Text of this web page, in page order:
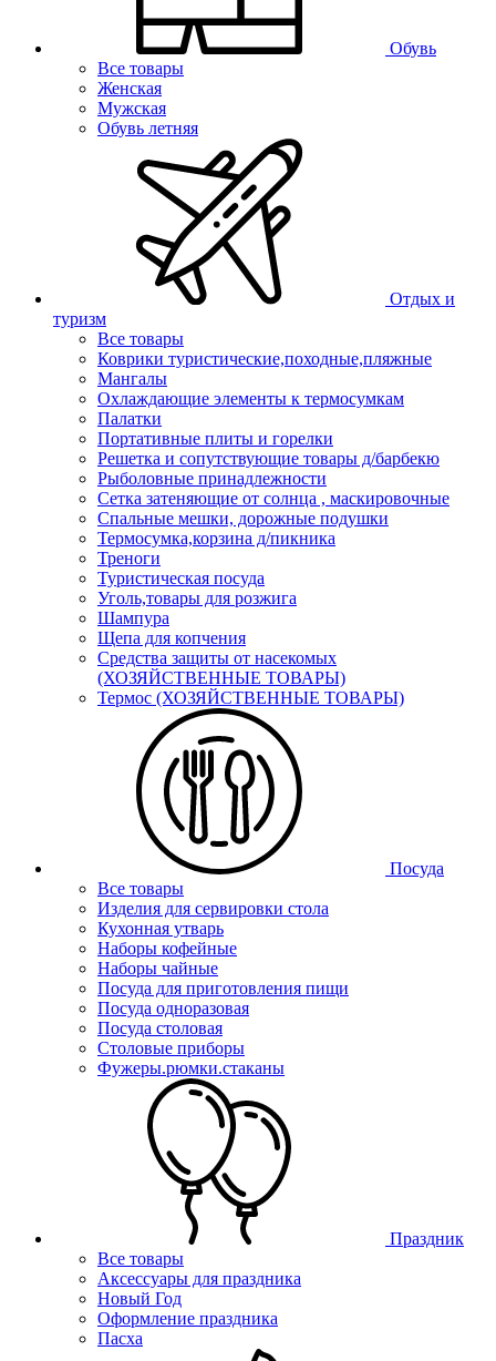
Обувь
Все товары
Женская
Мужская
Обувь летняя
Отдых и
туризм
Все товары
Коврики туристические,походные,пляжные
Мангалы
Охлаждающие элементы к термосумкам
Палатки
Портативные плиты и горелки
Решетка и сопутствующие товары д/барбекю
Рыболовные принадлежности
Сетка затеняющие от солнца , маскировочные
Спальные мешки, дорожные подушки
Термосумка,корзина д/пикника
Треноги
Туристическая посуда
Уголь,товары для розжига
Шампура
Щепа для копчения
Средства защиты от насекомых
(ХОЗЯЙСТВЕННЫЕ ТОВАРЫ)
Термос (ХОЗЯЙСТВЕННЫЕ ТОВАРЫ)
Посуда
Все товары
Изделия для сервировки стола
Кухонная утварь
Наборы кофейные
Наборы чайные
Посуда для приготовления пищи
Посуда одноразовая
Посуда столовая
Столовые приборы
Фужеры.рюмки.стаканы
Праздник
Все товары
Аксессуары для праздника
Новый Год
Оформление праздника
Пасха